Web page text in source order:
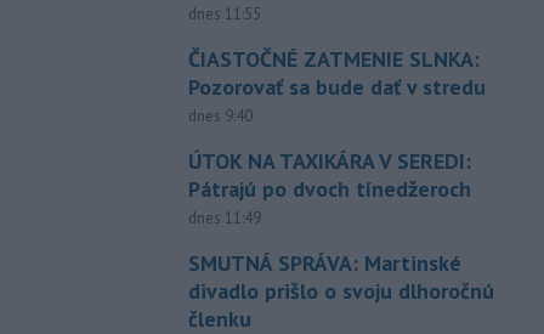
dnes 11:55
ČIASTOČNÉ ZATMENIE SLNKA:
Pozorovať sa bude dať v stredu
dnes 9:40
ÚTOK NA TAXIKÁRA V SEREDI:
Pátrajú po dvoch tínedžeroch
dnes 11:49
SMUTNÁ SPRÁVA: Martinské
divadlo prišlo o svoju dlhoročnú
členku